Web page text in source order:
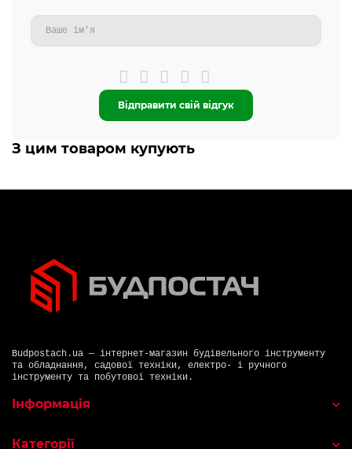
Відправити свій відгук
З цим товаром купують
Budpostach.ua — інтернет-магазин будівельного інструменту
та обладнання, садової техніки, електро- і ручного
інструменту та побутової техніки.
Інформація
Категорії